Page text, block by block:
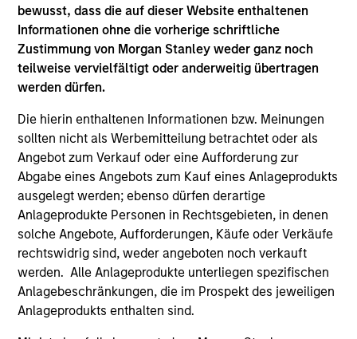
bewusst, dass die auf dieser Website enthaltenen
Informationen ohne die vorherige schriftliche
Zustimmung von Morgan Stanley weder ganz noch
teilweise vervielfältigt oder anderweitig übertragen
werden dürfen.
Die hierin enthaltenen Informationen bzw. Meinungen
sollten nicht als Werbemitteilung betrachtet oder als
Angebot zum Verkauf oder eine Aufforderung zur
Abgabe eines Angebots zum Kauf eines Anlageprodukts
ausgelegt werden; ebenso dürfen derartige
Anlageprodukte Personen in Rechtsgebieten, in denen
solche Angebote, Aufforderungen, Käufe oder Verkäufe
rechtswidrig sind, weder angeboten noch verkauft
werden. Alle Anlageprodukte unterliegen spezifischen
Anlagebeschränkungen, die im Prospekt des jeweiligen
Anlageprodukts enthalten sind.
Portfolio Solutions Group
Global Balanced Income Strategy
Invests across global asset classes, aiming
to manage total portfolio risk while
enhancing returns from tactical positioning,
seeking to deliver attractive returns, a
stable income and a measure of downside
protection in volatile markets.
Global Balanced Risk Control Strategy:
Total Portfolio Risk Control